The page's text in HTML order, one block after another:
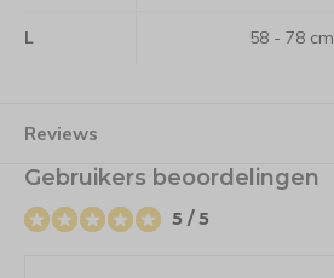
L 58 - 78 cm
Reviews
Gebruikers beoordelingen
5 / 5